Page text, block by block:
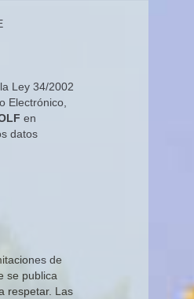
Ley 34/2002
Electrónico,
en
datos
de
se publica
respetar. Las